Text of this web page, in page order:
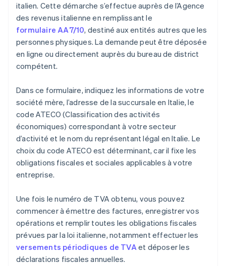
italien. Cette démarche s’effectue auprès de l’Agence
des revenus italienne en remplissant le
formulaire AA7/10, destiné aux entités autres que les
personnes physiques. La demande peut être déposée
en ligne ou directement auprès du bureau de district
compétent.
Dans ce formulaire, indiquez les informations de votre
société mère, l’adresse de la succursale en Italie, le
code ATECO (Classification des activités
économiques) correspondant à votre secteur
d’activité et le nom du représentant légal en Italie. Le
choix du code ATECO est déterminant, car il fixe les
obligations fiscales et sociales applicables à votre
entreprise.
Une fois le numéro de TVA obtenu, vous pouvez
commencer à émettre des factures, enregistrer vos
opérations et remplir toutes les obligations fiscales
prévues par la loi italienne, notamment effectuer les
versements périodiques de TVAet déposer les
déclarations fiscales annuelles.